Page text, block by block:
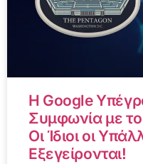
Η Google
Συμφωνία με
Οι Ίδιοι οι
Εξεγείρονται!